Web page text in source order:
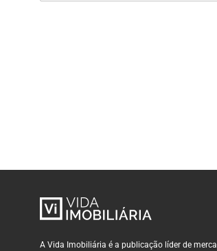
A Vida Imobiliária é a publicação líder de